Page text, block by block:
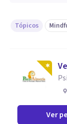
Tópicos
Ver